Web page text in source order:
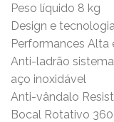
Peso líquido 8 kg
Design e
Performances Alta
Anti-ladrão
aço inoxidável
Anti-vândalo
Bocal Rotativo 360